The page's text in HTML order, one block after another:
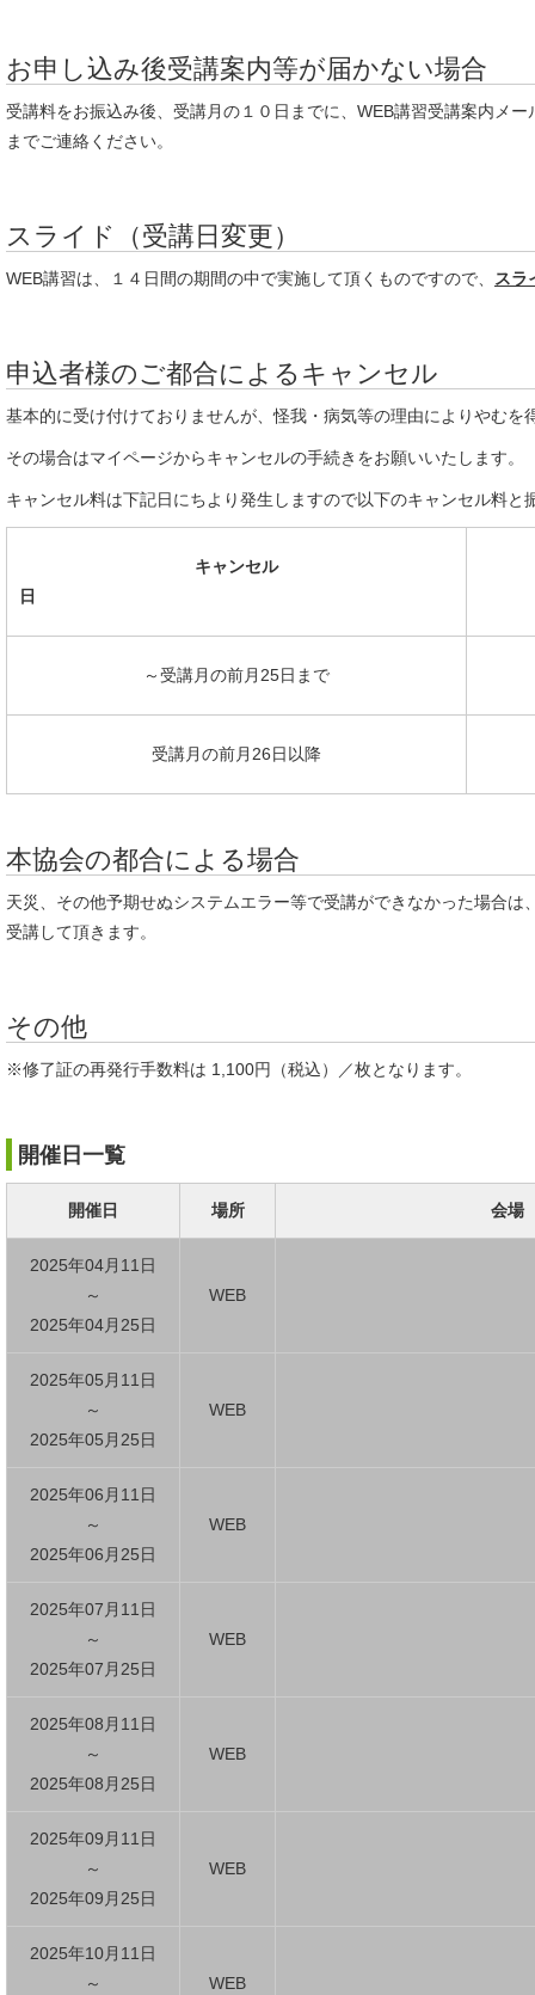
お申し込み後受講案内等が届かない場合
受講料をお振込み後、受講月の１０日までに、WEB講習受講案内メ
までご連絡ください。
スライド（受講日変更）
WEB講習は、１４日間の期間の中で実施して頂くものですので、 スラ
申込者様のご都合によるキャンセル
基本的に受け付けておりませんが、怪我・病気等の理由によりやむ
その場合はマイページからキャンセルの手続きをお願いいたします。
キャンセル料は下記日にちより発生しますので以下のキャンセル料
キャンセル
日
～受講月の前月25日まで
受講月の前月26日以降
本協会の都合による場合
天災、その他予期せぬシステムエラー等で受講ができなかった場合
受講して頂きます。
その他
※修了証の再発行手数料は 1,100円（税込）／枚となります。
開催日一覧
開催日 場所 会場
2025年04月11日
～
2025年04月25日
WEB
2025年05月11日
～
2025年05月25日
WEB
2025年06月11日
～
2025年06月25日
WEB
2025年07月11日
～
2025年07月25日
WEB
2025年08月11日
～
2025年08月25日
WEB
2025年09月11日
～
2025年09月25日
WEB
2025年10月11日
～
WEB